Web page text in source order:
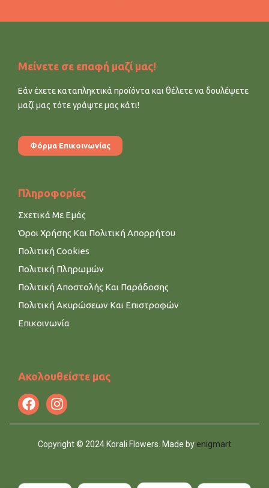
Μείνετε σε επαφή μαζί μας!
Εάν έχετε καταπληκτικά προϊόντα και θέλετε να δουλέψετε
μαζί μας τότε γράψτε μας κάτι!
Φόρμα Επικοινωνίας
Πληροφορίες
Σχετικά Με Εμάς
Όροι Χρήσης Και Πολιτική Απορρήτου
Πολιτική Cookies
Πολιτική Πληρωμών
Πολιτική Αποστολής Και Παράδοσης
Πολιτική Ακυρώσεων Και Επιστροφών
Επικοινωνία
Ακολουθείστε μας
Copyright © 2024 Korali Flowers. Made by enigmart